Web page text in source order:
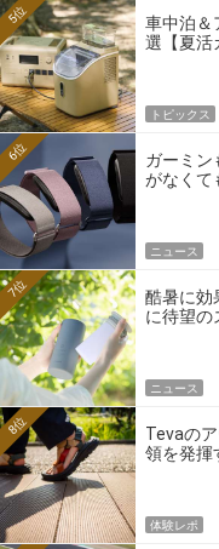
車中泊＆
選【夏活
5位
トピックス
ガーミン
がなくて
6位
ニュース
酷暑に効
に待望の
7位
ニュース
Tevaの
領を発揮
8位
体験レポ